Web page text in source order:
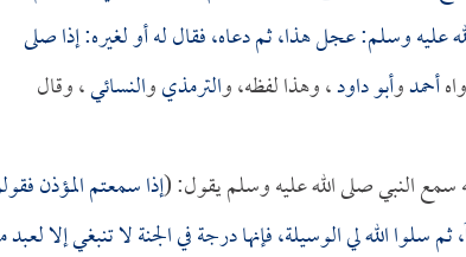
عليه وسلم: عجل هذا، ثم دعاه، فقال له أو لغيره: إذا صلى
أحمدوأبو داود، وهذا لفظه، والترمذيوالنسائي، وقال
سمع النبي صلى الله عليه وسلم يقول: (إذا سمعتم المؤذن
الله لي الوسيلة، فإنها درجة في الجنة لا تنبغي إلا